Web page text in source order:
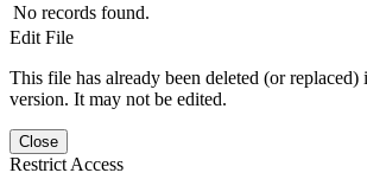
No records found.
Edit File
This file has already been deleted (or replaced)
version. It may not be edited.
Close
Restrict Access